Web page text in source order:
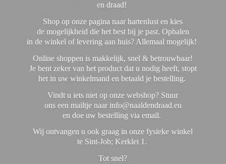
en draad!
Shop op onze pagina naar hartenlust en kies
de mogelijkheid die het best bij je past. Ophalen
in de winkel of levering aan huis? Allemaal mogelijk!
Online shoppen is makkelijk, snel & betrouwbaar!
Je bent zeker van het product dat u nodig heeft, stopt
het in uw winkelmand en betaald je bestelling.
Vindt u iets niet op onze webshop? Stuur
ons een mailtje naar info@naaldendraad.eu
en doe uw bestelling via email.
Wij ontvangen u ook graag in onze fysieke winkel
te Sint-Job; Kerklei 1.
Tot snel?